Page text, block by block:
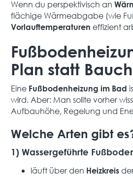
Wenn du perspektivisch an
flächige Wärmeabgabe (wie
Vorlauftemperaturen effizient
Plan statt
Eine Fußbodenheizung im Bad
wird. Aber: Man sollte vorher
Aufbauhöhe, Regelung und
Welche Arten gibt
1) Wassergeführte
läuft über den Heizkreis